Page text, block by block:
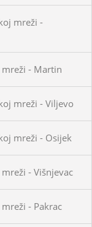
mreži -
- Martin
mreži - Viljevo
mreži - Osijek
- Višnjevac
- Pakrac